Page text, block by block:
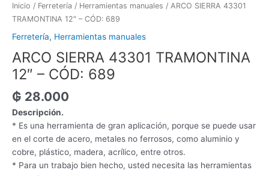
Inicio / Ferretería / Herramientas manuales / ARCO SIERRA 43301
TRAMONTINA 12″ – CÓD: 689
Ferretería, Herramientas manuales
ARCO SIERRA 43301 TRAMONTINA
12″ – CÓD: 689
₲ 28.000
Descripción.
* Es una herramienta de gran aplicación, porque se puede usar
en el corte de acero, metales no ferrosos, como aluminio y
cobre, plástico, madera, acrílico, entre otros.
* Para un trabajo bien hecho, usted necesita las herramientas